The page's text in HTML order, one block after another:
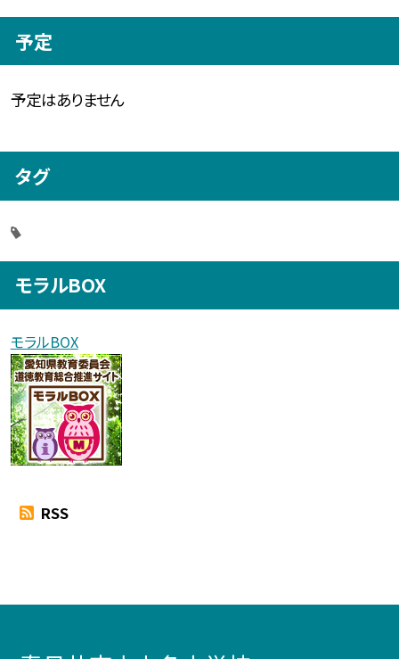
予定
予定はありません
タグ
モラルBOX
モラルBOX
RSS